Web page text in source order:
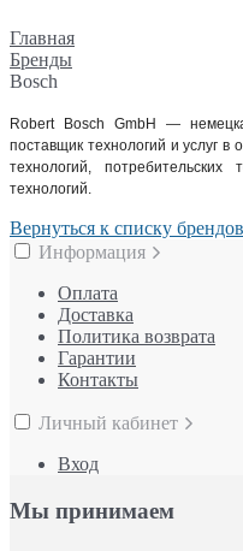
Главная
Бренды
Bosch
Robert Bosch GmbH —
поставщик технологий и услуг
технологий,
технологий.
Вернуться к списку брендов
Информация
Оплата
Доставка
Политика возврата
Гарантии
Контакты
Личный кабинет
Вход
Мы принимаем